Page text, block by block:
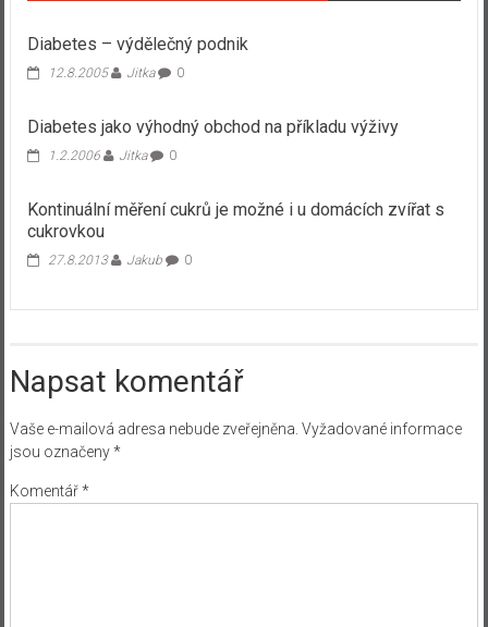
Diabetes – výdělečný podnik
12.8.2005 Jitka 0
Diabetes jako výhodný obchod na příkladu výživy
1.2.2006 Jitka 0
Kontinuální měření cukrů je možné i u domácích zvířat s
cukrovkou
27.8.2013 Jakub 0
Napsat komentář
Vaše e-mailová adresa nebude zveřejněna. Vyžadované informace
jsou označeny*
Komentář*